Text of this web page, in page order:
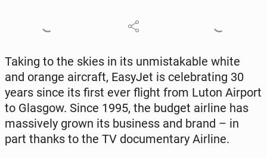
Taking to the skies in its un­mis­tak­able white
and orange air­craft, EasyJet is cel­e­brat­ing 30
years since its first ever flight from Luton Airport
to Glasgow. Since 1995, the budget airline has
mas­sive­ly grown its busi­ness and brand – in
part thanks to the TV doc­u­men­tary Airline.